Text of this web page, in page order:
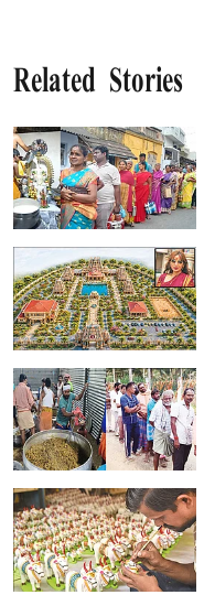
Related Stories